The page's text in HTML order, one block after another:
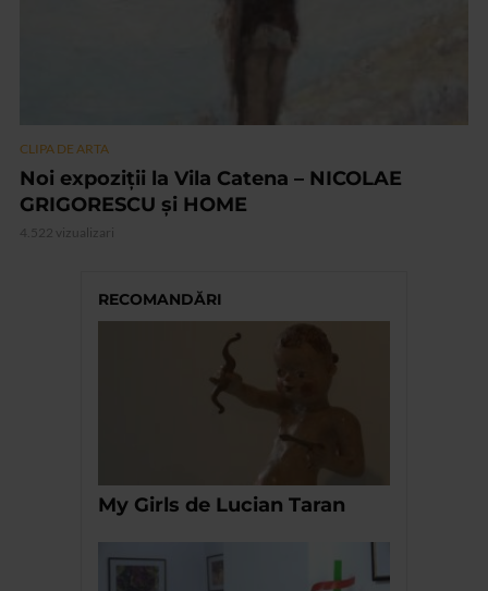
CLIPA DE ARTA
Noi expoziții la Vila Catena – NICOLAE
GRIGORESCU și HOME
4.522 vizualizari
RECOMANDĂRI
My Girls de Lucian Taran